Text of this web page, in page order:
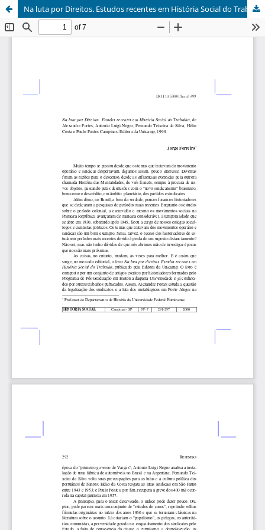
Na luta por Direitos. Estudos recentes em História Social do Trabalho, de Alexandre Fortes, Antonio Luigi Negro, Fernando Teixeira da Silva, Hélio Costa e Paulo Fontes Campinas: Editora da Unicamp, 1999.